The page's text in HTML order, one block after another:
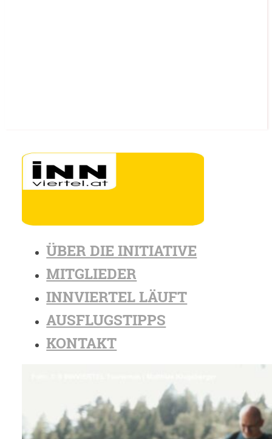
ÜBER DIE INITIATIVE
MITGLIEDER
INNVIERTEL LÄUFT
AUSFLUGSTIPPS
KONTAKT